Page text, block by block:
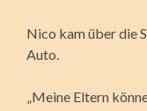
Nico kam über die
Auto.
„Meine Eltern